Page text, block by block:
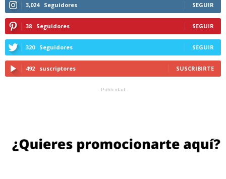
3,024 Seguidores SEGUIR
38 Seguidores SEGUIR
320 Seguidores SEGUIR
492 suscriptores SUSCRIBIRTE
- Publicidad -